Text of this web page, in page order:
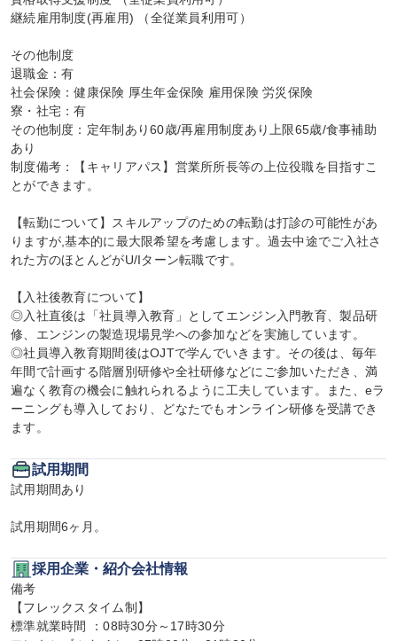
継続雇用制度(再雇用) （全従業員利用可）
その他制度
退職金：有
社会保険：健康保険 厚生年金保険 雇用保険 労災保険
寮・社宅：有
その他制度：定年制あり60歳/再雇用制度あり上限65歳/食事補助
あり
制度備考：【キャリアパス】営業所所長等の上位役職を目指すこ
とができます。
【転勤について】スキルアップのための転勤は打診の可能性があ
りますが,基本的に最大限希望を考慮します。過去中途でご入社さ
れた方のほとんどがU/Iターン転職です。
【入社後教育について】
◎入社直後は「社員導入教育」としてエンジン入門教育、製品研
修、エンジンの製造現場見学への参加などを実施しています。
◎社員導入教育期間後はOJTで学んでいきます。その後は、毎年
年間で計画する階層別研修や全社研修などにご参加いただき、満
遍なく教育の機会に触れられるように工夫しています。また、eラ
ーニングも導入しており、どなたでもオンライン研修を受講でき
ます。
試用期間
試用期間あり
試用期間6ヶ月。
採用企業・紹介会社情報
備考
【フレックスタイム制】
標準就業時間 ：08時30分～17時30分